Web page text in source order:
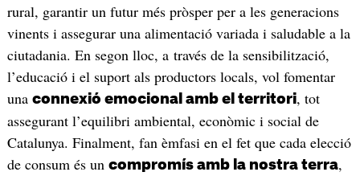
rural, garantir un futur més pròsper per a les generacions
vinents i assegurar una alimentació variada i saludable a la
ciutadania. En segon lloc, a través de la sensibilització,
l’educació i el suport als productors locals, vol fomentar
una connexió emocional amb el territori, tot
assegurant l’equilibri ambiental, econòmic i social de
Catalunya. Finalment, fan èmfasi en el fet que cada elecció
de consum és un compromís amb la nostra terra,